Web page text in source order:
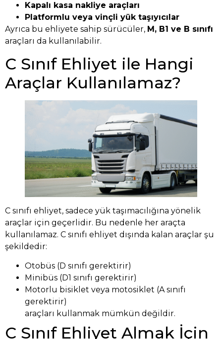
Kapalı kasa nakliye araçları
Platformlu veya vinçli yük taşıyıcılar
Ayrıca bu ehliyete sahip sürücüler, M, B1 ve B sınıfı
araçları da kullanılabilir.
C Sınıf Ehliyet ile Hangi
Araçlar Kullanılamaz?
C sınıfı ehliyet, sadece yük taşımacılığına yönelik
araçlar için geçerlidir. Bu nedenle her araçta
kullanılamaz. C sınıfı ehliyet dışında kalan araçlar şu
şekildedir:
Otobüs (D sınıfı gerektirir)
Minibüs (D1 sınıfı gerektirir)
Motorlu bisiklet veya motosiklet (A sınıfı
gerektirir)
araçları kullanmak mümkün değildir.
C Sınıf Ehliyet Almak İçin